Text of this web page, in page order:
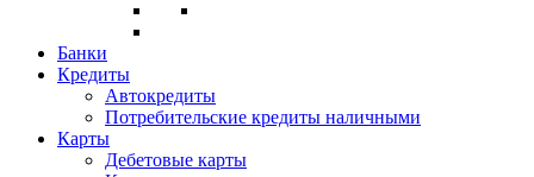
Банки
Кредиты
Автокредиты
Потребительские кредиты наличными
Карты
Дебетовые карты